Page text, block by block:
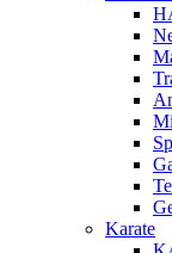
Karate